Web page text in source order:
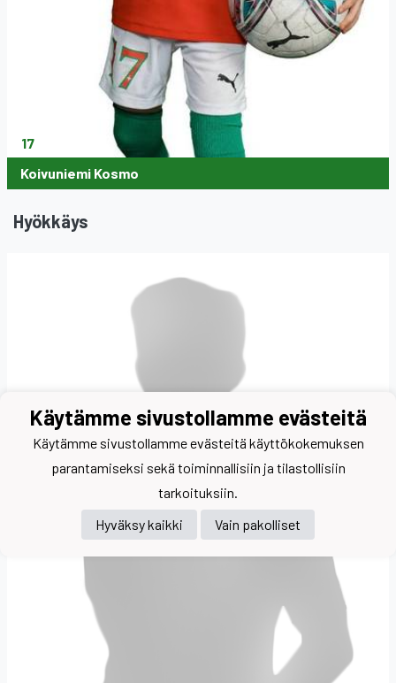
17
Koivuniemi Kosmo
Hyökkäys
Käytämme sivustollamme evästeitä
Käytämme sivustollamme evästeitä käyttökokemuksen
parantamiseksi sekä toiminnallisiin ja tilastollisiin
tarkoituksiin.
Hyväksy kaikki
Vain pakolliset